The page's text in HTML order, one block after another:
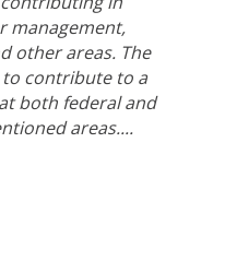
management,
other areas. The
to contribute to a
both federal and
areas....